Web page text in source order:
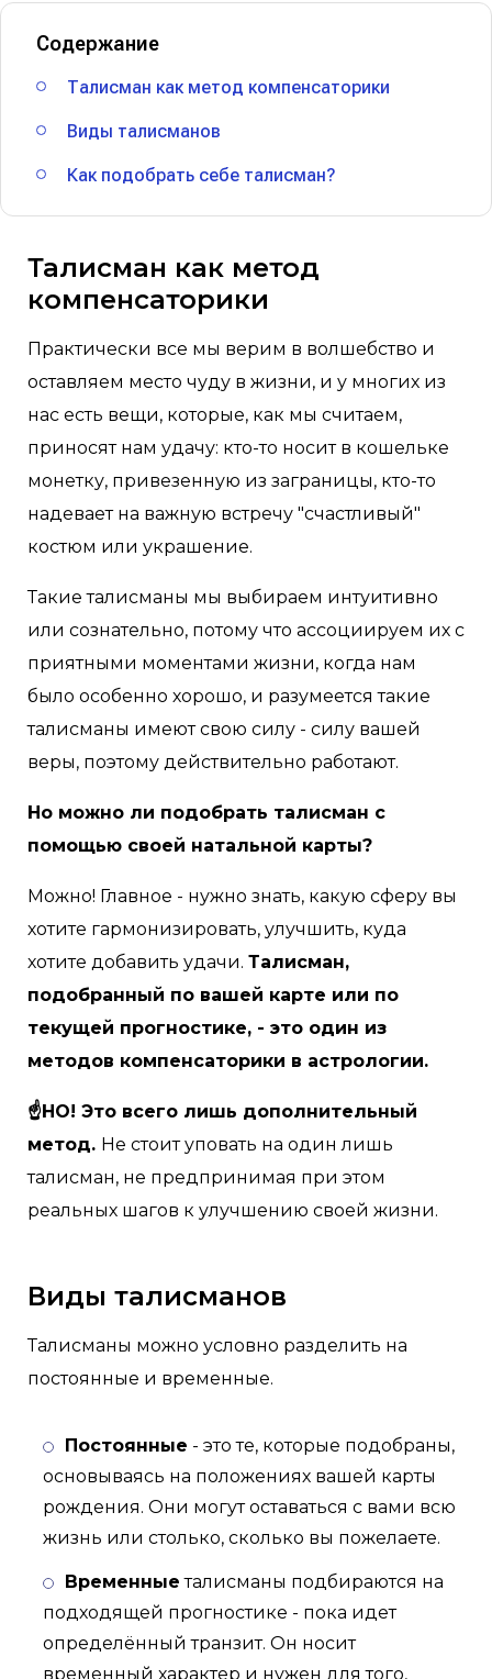
Содержание
Талисман как метод компенсаторики
Виды талисманов
Как подобрать себе талисман?
Талисман как метод
компенсаторики
Практически все мы верим в волшебство и
оставляем место чуду в жизни, и у многих из
нас есть вещи, которые, как мы считаем,
приносят нам удачу: кто-то носит в кошельке
монетку, привезенную из заграницы, кто-то
надевает на важную встречу "счастливый"
костюм или украшение.
Такие талисманы мы выбираем интуитивно
или сознательно, потому что ассоциируем их с
приятными моментами жизни, когда нам
было особенно хорошо, и разумеется такие
талисманы имеют свою силу - силу вашей
веры, поэтому действительно работают.
Но можно ли подобрать талисман с
помощью своей натальной карты?
Можно! Главное - нужно знать, какую сферу вы
хотите гармонизировать, улучшить, куда
хотите добавить удачи. Талисман,
подобранный по вашей карте или по
текущей прогностике, - это один из
методов компенсаторики в астрологии.
☝НО! Это всего лишь дополнительный
метод. Не стоит уповать на один лишь
талисман, не предпринимая при этом
реальных шагов к улучшению своей жизни.
Виды талисманов
Талисманы можно условно разделить на
постоянные и временные.
Постоянные - это те, которые подобраны,
основываясь на положениях вашей карты
рождения. Они могут оставаться с вами всю
жизнь или столько, сколько вы пожелаете.
Временные талисманы подбираются на
подходящей прогностике - пока идет
определённый транзит. Он носит
временный характер и нужен для того,